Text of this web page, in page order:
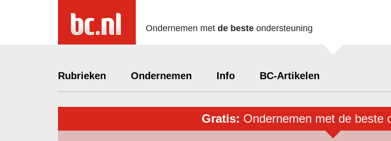
Ondernemen met de beste ondersteuning
Rubrieken Ondernemen Info BC-Artikelen
Gratis: Ondernemen met de beste